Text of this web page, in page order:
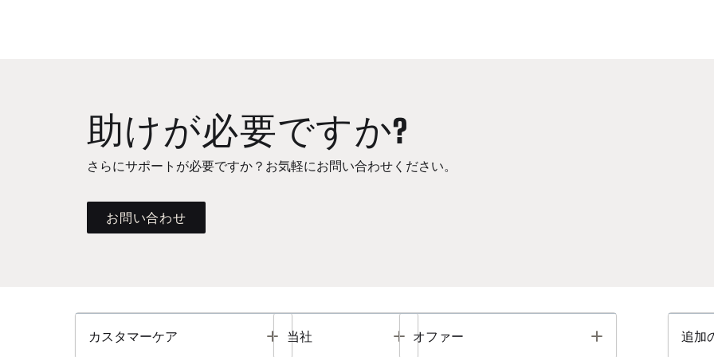
助けが必要ですか?
さらにサポートが必要ですか？お気軽にお問い合わせください。
お問い合わせ
カスタマーケア Toggle
当社 Toggle
オファー Toggle 追加